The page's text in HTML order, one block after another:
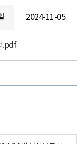
2024-11-05
.pdf